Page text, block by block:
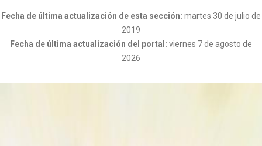
Fecha de última actualización de esta sección: martes 30 de julio de
2019
Fecha de última actualización del portal: viernes 7 de agosto de
2026